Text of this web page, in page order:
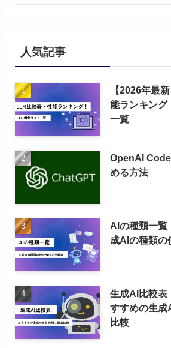
人気記事
【2026年最
能ランキング
一覧
OpenAI
める方法
AIの種類一覧
成AIの種類の
生成AI比較表
すすめの生成
比較